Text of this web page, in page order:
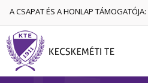
A CSAPAT ÉS A HONLAP TÁMOGATÓJA: